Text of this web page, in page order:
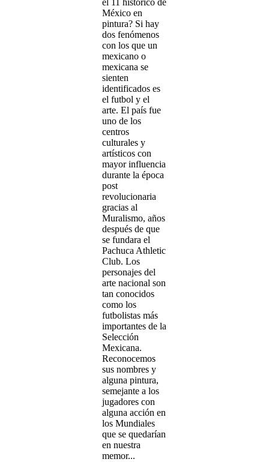
el 11 histórico de
México en
pintura? Si hay
dos fenómenos
con los que un
mexicano o
mexicana se
sienten
identificados es
el futbol y el
arte. El país fue
uno de los
centros
culturales y
artísticos con
mayor influencia
durante la época
post
revolucionaria
gracias al
Muralismo, años
después de que
se fundara el
Pachuca Athletic
Club. Los
personajes del
arte nacional son
tan conocidos
como los
futbolistas más
importantes de la
Selección
Mexicana.
Reconocemos
sus nombres y
alguna pintura,
semejante a los
jugadores con
alguna acción en
los Mundiales
que se quedarían
en nuestra
memor...